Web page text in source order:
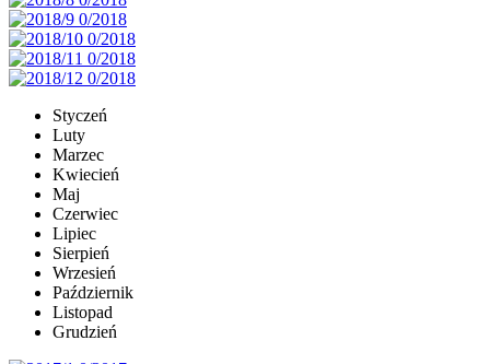
Styczeń
Luty
Marzec
Kwiecień
Maj
Czerwiec
Lipiec
Sierpień
Wrzesień
Październik
Listopad
Grudzień